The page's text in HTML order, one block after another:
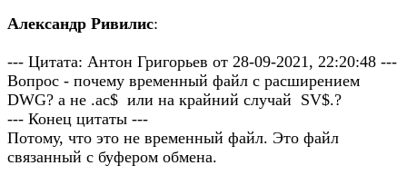
Александр Ривилис:
--- Цитата: Антон Григорьев от 28-09-2021, 22:20:48 ---
Вопрос - почему временный файл с расширением
DWG? а не .ac$ или на крайний случай SV$.?
--- Конец цитаты ---
Потому, что это не временный файл. Это файл
связанный с буфером обмена.